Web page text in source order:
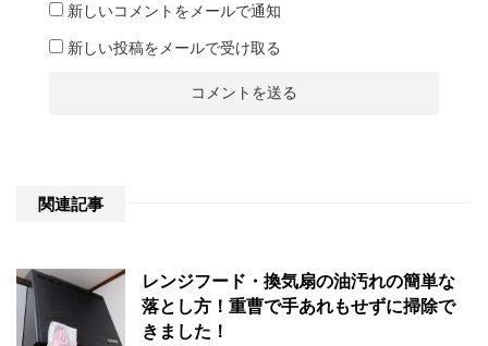
新しいコメントをメールで通知
新しい投稿をメールで受け取る
関連記事
レンジフード・換気扇の油汚れの簡単な
落とし方！重曹で手あれもせずに掃除で
きました！